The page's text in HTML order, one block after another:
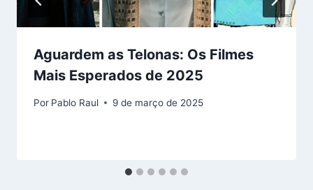
Aguardem as Telonas: Os Filmes
Mais Esperados de 2025
Por Pablo Raul 9 de março de 2025